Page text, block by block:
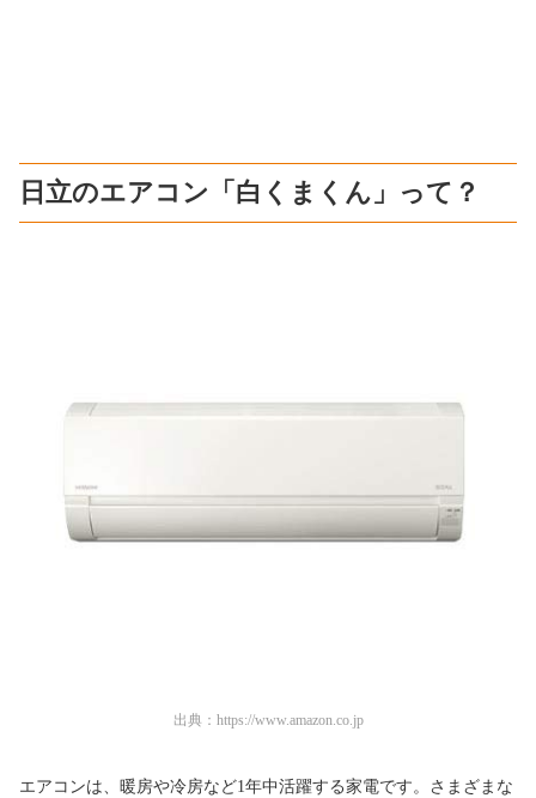
日立のエアコン「白くまくん」って？
出典： https://www.amazon.co.jp
エアコンは、暖房や冷房など1年中活躍する家電です。さまざまな